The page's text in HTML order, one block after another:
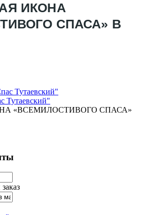
ИКОНА
СПАСА» В
Тутаевский"
«ВСЕМИЛОСТИВОГО СПАСА»